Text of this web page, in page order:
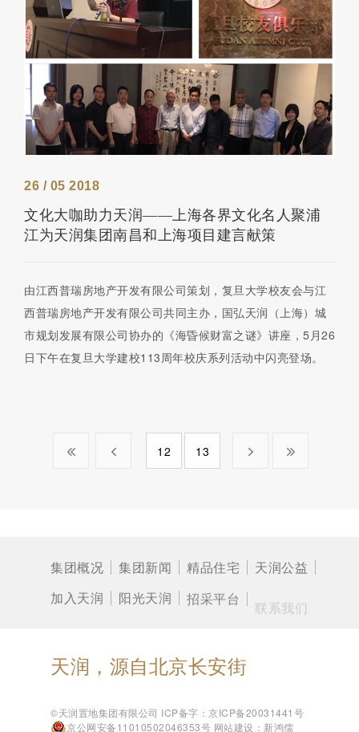
26 / 05 2018
文化大咖助力天润——上海各界文化名人聚浦
江为天润集团南昌和上海项目建言献策
由江西普瑞房地产开发有限公司策划，复旦大学校友会与江
西普瑞房地产开发有限公司共同主办，国弘天润（上海）城
市规划发展有限公司协办的《海昏候财富之谜》讲座，5月26
日下午在复旦大学建校113周年校庆系列活动中闪亮登场。
12 13
集团概况 集团新闻 精品住宅
天润公益
加入天润
阳光天润 招采平台
天润，源自北京长安街
©天润置地集团有限公司 ICP备字：京ICP备20031441号
京公网安备11010502046353号 网站建设：新鸿儒